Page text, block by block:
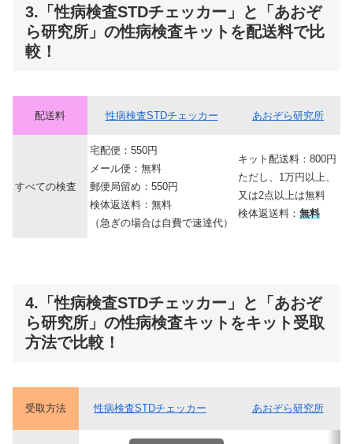
3.「性病検査STDチェッカー」と「あおぞ
ら研究所」の性病検査キットを配送料で比
較！
配送料 性病検査STDチェッカー あおぞら研究所
すべての検査
宅配便：550円
メール便：無料
郵便局留め：550円
検体返送料：無料
（急ぎの場合は自費で速達代）
キット配送料：800円
ただし、1万円以上、
又は2点以上は無料
検体返送料： 無料
4.「性病検査STDチェッカー」と「あおぞ
ら研究所」の性病検査キットをキット受取
方法で比較！
受取方法 性病検査STDチェッカー あおぞら研究所